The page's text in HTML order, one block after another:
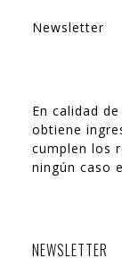
Newsletter
En calidad
obtiene
cumplen los
ningún caso
NEWSLETTER